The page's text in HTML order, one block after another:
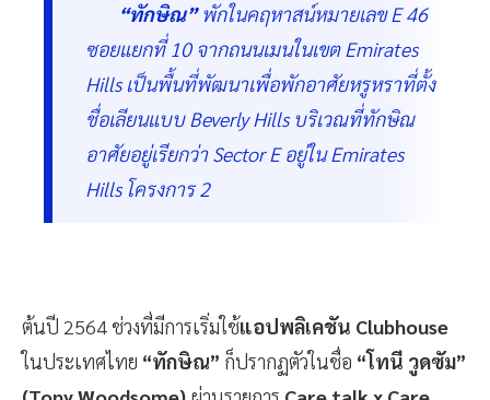
“ทักษิณ”พักในคฤหาสน์หมายเลข E 46
ซอยแยกที่ 10 จากถนนเมนในเขต Emirates
Hills เป็นพื้นที่พัฒนาเพื่อพักอาศัยหรูหราที่ตั้ง
ชื่อเลียนแบบ Beverly Hills บริเวณที่ทักษิณ
อาศัยอยู่เรียกว่า Sector E อยู่ใน Emirates
Hills โครงการ 2
ต้นปี 2564 ช่วงที่มีการเริ่มใช้แอปพลิเคชัน Clubhouse
ในประเทศไทย “ทักษิณ” ก็ปรากฏตัวในชื่อ “โทนี วูดซัม”